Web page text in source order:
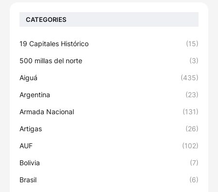
CATEGORIES
19 Capitales Histórico (15)
500 millas del norte (3)
Aiguá (435)
Argentina (23)
Armada Nacional (131)
Artigas (26)
AUF (102)
Bolivia (7)
Brasil (6)